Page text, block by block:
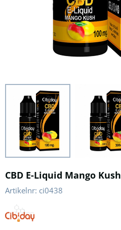
CBD E-Liquid Mango Kush
Artikelnr: ci0438